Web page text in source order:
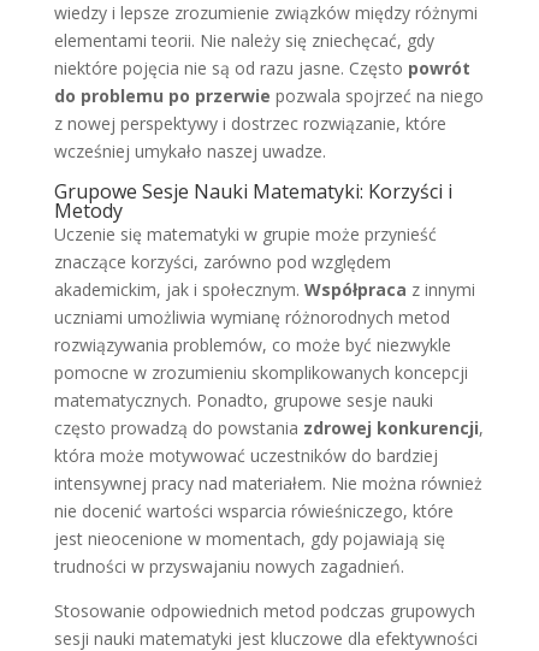
wiedzy i lepsze zrozumienie związków między różnymi
elementami teorii. Nie należy się zniechęcać, gdy
niektóre pojęcia nie są od razu jasne. Często powrót
do problemu po przerwie pozwala spojrzeć na niego
z nowej perspektywy i dostrzec rozwiązanie, które
wcześniej umykało naszej uwadze.
Grupowe Sesje Nauki Matematyki: Korzyści i
Metody
Uczenie się matematyki w grupie może przynieść
znaczące korzyści, zarówno pod względem
akademickim, jak i społecznym. Współpraca z innymi
uczniami umożliwia wymianę różnorodnych metod
rozwiązywania problemów, co może być niezwykle
pomocne w zrozumieniu skomplikowanych koncepcji
matematycznych. Ponadto, grupowe sesje nauki
często prowadzą do powstania zdrowej konkurencji,
która może motywować uczestników do bardziej
intensywnej pracy nad materiałem. Nie można również
nie docenić wartości wsparcia rówieśniczego, które
jest nieocenione w momentach, gdy pojawiają się
trudności w przyswajaniu nowych zagadnień.
Stosowanie odpowiednich metod podczas grupowych
sesji nauki matematyki jest kluczowe dla efektywności